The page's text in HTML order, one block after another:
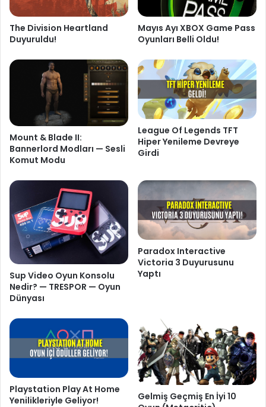
The Division Heartland
Duyuruldu!
Mayıs Ayı XBOX Game Pass
Oyunları Belli Oldu!
Mount & Blade II:
Bannerlord Modları — Sesli
Komut Modu
League Of Legends TFT
Hiper Yenileme Devreye
Girdi
Sup Video Oyun Konsolu
Nedir? — TRESPOR — Oyun
Dünyası
Paradox Interactive
Victoria 3 Duyurusunu
Yaptı
Playstation Play At Home
Yenilikleriyle Geliyor!
Gelmiş Geçmiş En İyi 10